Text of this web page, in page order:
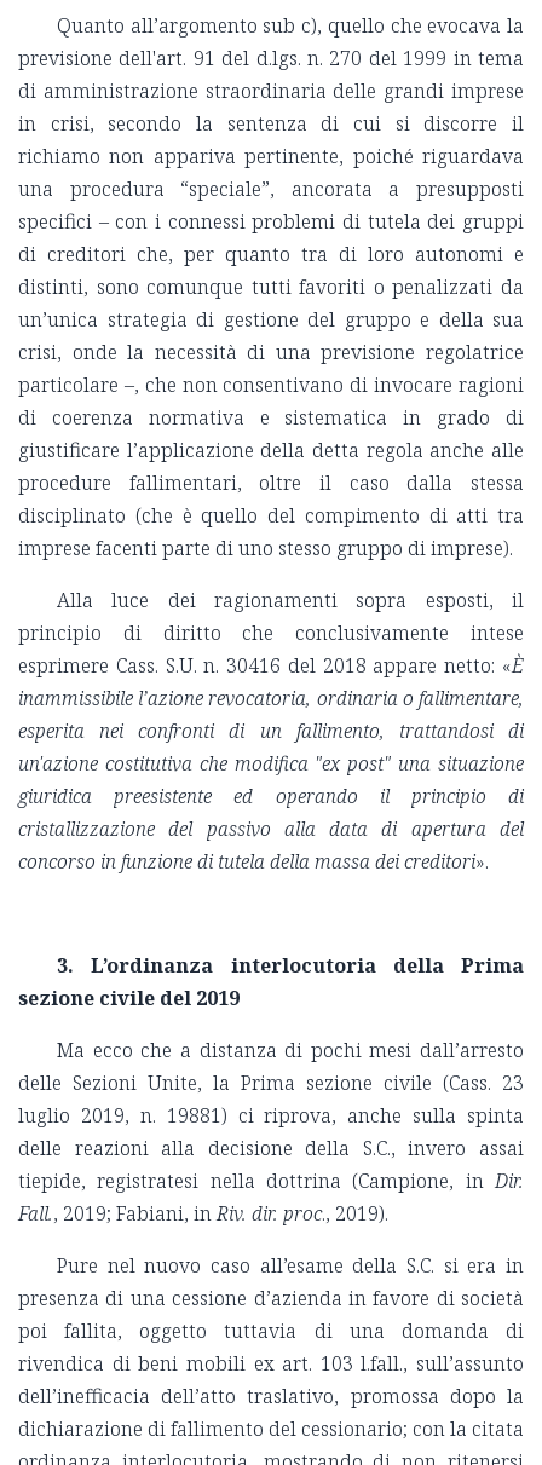
Quanto all’argomento sub c), quello che evocava la
previsione dell'art. 91 del d.lgs. n. 270 del 1999 in tema
di amministrazione straordinaria delle grandi imprese
in crisi, secondo la sentenza di cui si discorre il
richiamo non appariva pertinente, poiché riguardava
una procedura “speciale”, ancorata a presupposti
specifici – con i connessi problemi di tutela dei gruppi
di creditori che, per quanto tra di loro autonomi e
distinti, sono comunque tutti favoriti o penalizzati da
un’unica strategia di gestione del gruppo e della sua
crisi, onde la necessità di una previsione regolatrice
particolare –, che non consentivano di invocare ragioni
di coerenza normativa e sistematica in grado di
giustificare l’applicazione della detta regola anche alle
procedure fallimentari, oltre il caso dalla stessa
disciplinato (che è quello del compimento di atti tra
imprese facenti parte di uno stesso gruppo di imprese).
Alla luce dei ragionamenti sopra esposti, il
principio di diritto che conclusivamente intese
esprimere Cass. S.U. n. 30416 del 2018 appare netto: «È
inammissibile l’azione revocatoria, ordinaria o fallimentare,
esperita nei confronti di un fallimento, trattandosi di
un'azione costitutiva che modifica "ex post" una situazione
giuridica preesistente ed operando il principio di
cristallizzazione del passivo alla data di apertura del
concorso in funzione di tutela della massa dei creditori».
3. L’ordinanza interlocutoria della Prima
sezione civile del 2019
Ma ecco che a distanza di pochi mesi dall’arresto
delle Sezioni Unite, la Prima sezione civile (Cass. 23
luglio 2019, n. 19881) ci riprova, anche sulla spinta
delle reazioni alla decisione della S.C., invero assai
tiepide, registratesi nella dottrina (Campione, inDir.
Fall., 2019; Fabiani, inRiv. dir. proc., 2019).
Pure nel nuovo caso all’esame della S.C. si era in
presenza di una cessione d’azienda in favore di società
poi fallita, oggetto tuttavia di una domanda di
rivendica di beni mobili ex art. 103 l.fall., sull’assunto
dell’inefficacia dell’atto traslativo, promossa dopo la
dichiarazione di fallimento del cessionario; con la citata